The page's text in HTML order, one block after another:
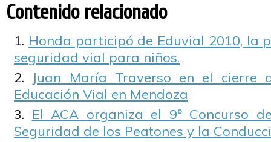
Contenido relacionado
Honda participó de Eduvial 2010, la
seguridad vial para niños.
Juan María Traverso en el cierre
Educación Vial en Mendoza
El ACA organiza el 9º Concurso
Seguridad de los Peatones y la